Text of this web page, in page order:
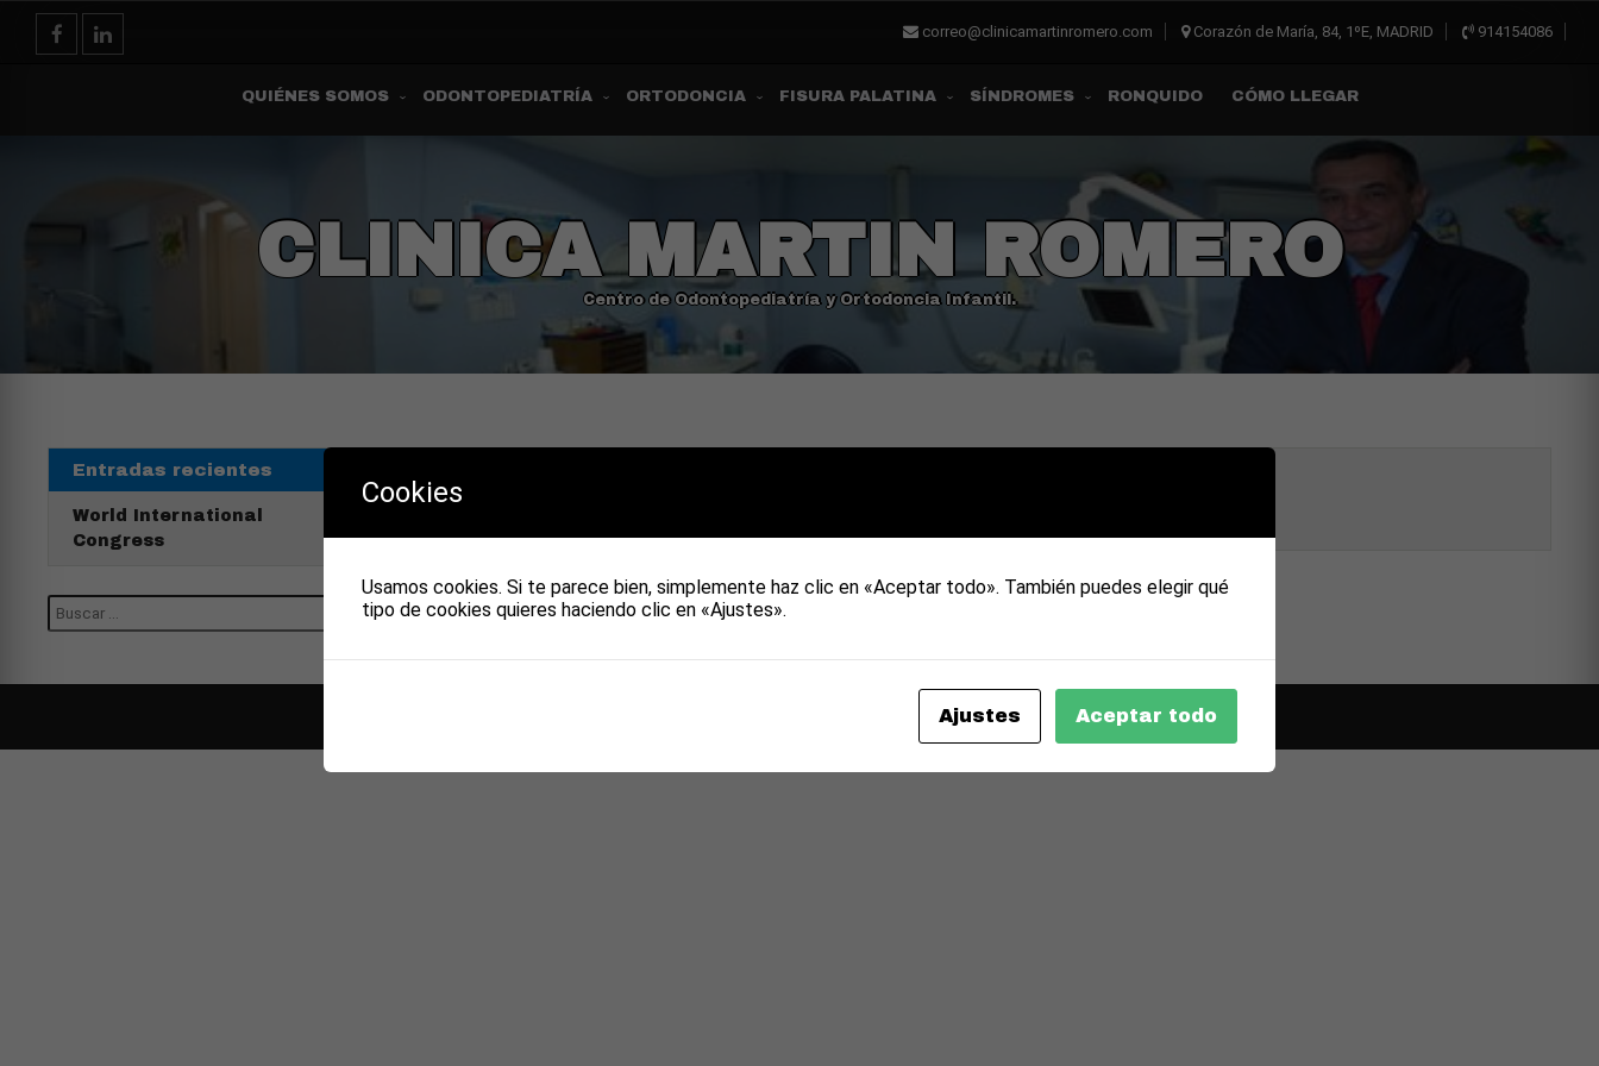
correo@clinicamartinromero.com Corazón de María, 84, 1ºE, MADRID 914154086
QUIÉNES SOMOS ODONTOPEDIATRÍA ORTODONCIA FISURA PALATINA SÍNDROMES RONQUIDO CÓMO LLEGAR
CLINICA MARTIN ROMERO
Centro de Odontopediatría y Ortodoncia Infantil.
NUESTROS DIENTES
Entradas recientes
World International
Congress
Theme by Seos Themes
Cookies
Usamos cookies. Si te parece bien, simplemente haz clic en «Aceptar todo». También puedes elegir qué
tipo de cookies quieres haciendo clic en «Ajustes».
Ajustes Aceptar todo